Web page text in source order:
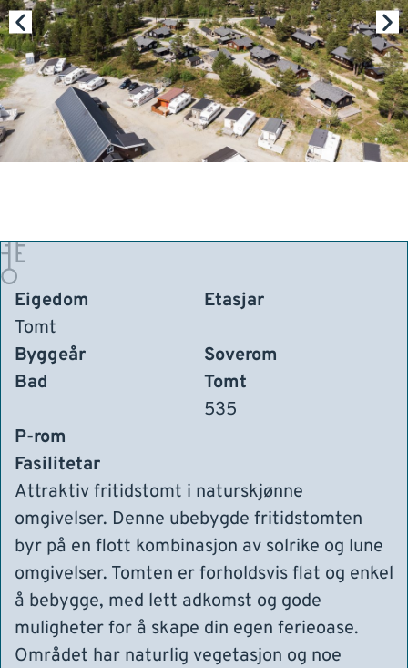
Eigedom
Tomt
Etasjar
Byggeår
Soverom
Bad
P-rom
Fasilitetar
Attraktiv fritidstomt i naturskjønne
omgivelser. Denne ubebygde fritidstomten
byr på en flott kombinasjon av solrike og lune
omgivelser. Tomten er forholdsvis flat og enkel
å bebygge, med lett adkomst og gode
muligheter for å skape din egen ferieoase.
Området har naturlig vegetasjon og noe
Tomt
535